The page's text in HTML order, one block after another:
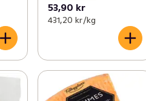
53,90 kr
431,20 kr /kg